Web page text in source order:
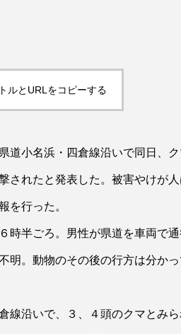
ルとURLをコピーする
小名浜・四倉線沿いで同日、ク
されたと発表した。被害やけが
を行った。
半ごろ。男性が県道を車両で通
。動物のその後の行方は分かっ
沿いで、３、４頭のクマとみ